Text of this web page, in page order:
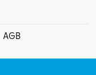
AGB